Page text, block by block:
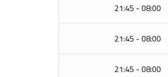
08:00 - 21:45
08:00 - 21:45
08:00 - 21:45